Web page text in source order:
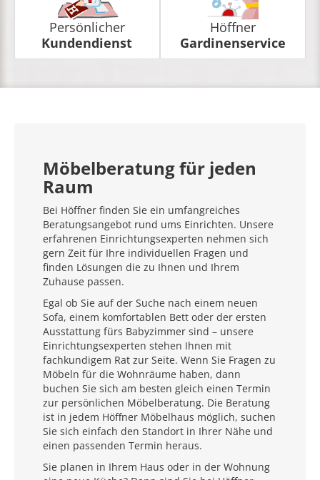
Persönlicher
Kundendienst
Höffner
Gardinenservice
Möbelberatung für jeden
Raum
Bei Höffner finden Sie ein umfangreiches
Beratungsangebot rund ums Einrichten. Unsere
erfahrenen Einrichtungsexperten nehmen sich
gern Zeit für Ihre individuellen Fragen und
finden Lösungen die zu Ihnen und Ihrem
Zuhause passen.
Egal ob Sie auf der Suche nach einem neuen
Sofa, einem komfortablen Bett oder der ersten
Ausstattung fürs Babyzimmer sind – unsere
Einrichtungsexperten stehen Ihnen mit
fachkundigem Rat zur Seite. Wenn Sie Fragen zu
Möbeln für die Wohnräume haben, dann
buchen Sie sich am besten gleich einen Termin
zur persönlichen Möbelberatung. Die Beratung
ist in jedem Höffner Möbelhaus möglich, suchen
Sie sich einfach den Standort in Ihrer Nähe und
einen passenden Termin heraus.
Sie planen in Ihrem Haus oder in der Wohnung